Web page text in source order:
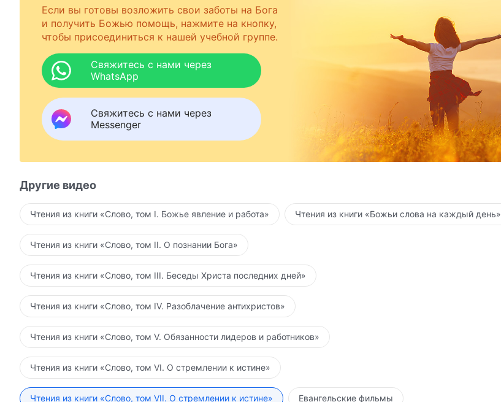
Если вы готовы возложить свои заботы на Бога
и получить Божью помощь, нажмите на кнопку,
чтобы присоединиться к нашей учебной группе.
Свяжитесь с нами через
WhatsApp
Свяжитесь с нами через
Messenger
Другие видео
Чтения из книги «Слово, том I. Божье явление и работа» Чтения из книги «Божьи слова на каждый день»
Чтения из книги «Слово, том II. О познании Бога»
Чтения из книги «Слово, том III. Беседы Христа последних дней»
Чтения из книги «Слово, том IV. Разоблачение антихристов»
Чтения из книги «Слово, том V. Обязанности лидеров и работников»
Чтения из книги «Слово, том VI. О стремлении к истине»
Чтения из книги «Слово, том VII. О стремлении к истине» Евангельские фильмы